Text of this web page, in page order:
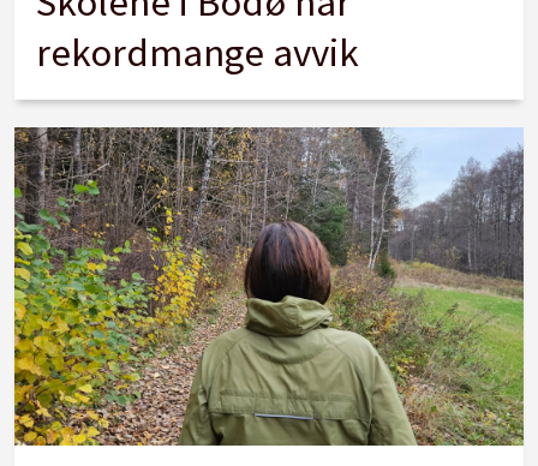
rekordmange avvik